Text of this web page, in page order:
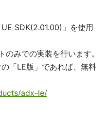
SDK(2.01.00)」を使用
のみでの実装を行います。
「LE版」であれば、無料
adx-le/